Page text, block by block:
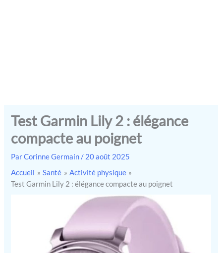
Test Garmin Lily 2 : élégance
compacte au poignet
ParCorinne Germain / 20 août 2025
Accueil
Santé
Activité physique
Test Garmin Lily 2 : élégance compacte au poignet